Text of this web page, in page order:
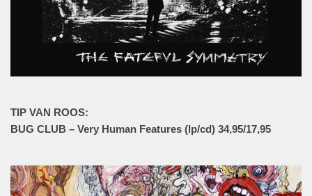
TIP VAN ROOS:
BUG CLUB – Very Human Features (lp/cd) 34,95/17,95